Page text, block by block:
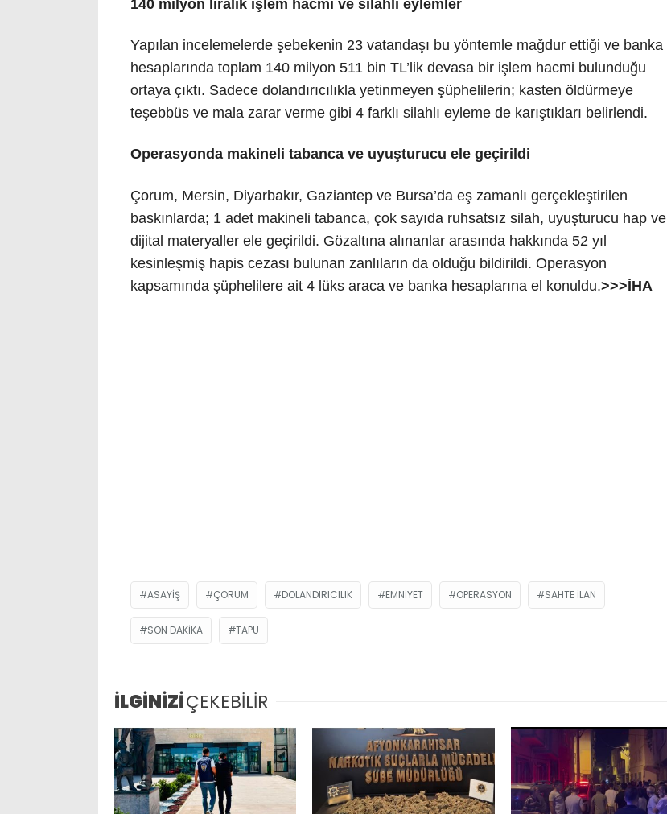
140 milyon liralık işlem hacmi ve silahlı eylemler
Yapılan incelemelerde şebekenin 23 vatandaşı bu yöntemle mağdur ettiği ve banka
hesaplarında toplam 140 milyon 511 bin TL’lik devasa bir işlem hacmi bulunduğu
ortaya çıktı. Sadece dolandırıcılıkla yetinmeyen şüphelilerin; kasten öldürmeye
teşebbüs ve mala zarar verme gibi 4 farklı silahlı eyleme de karıştıkları belirlendi.
Operasyonda makineli tabanca ve uyuşturucu ele geçirildi
Çorum, Mersin, Diyarbakır, Gaziantep ve Bursa’da eş zamanlı gerçekleştirilen
baskınlarda; 1 adet makineli tabanca, çok sayıda ruhsatsız silah, uyuşturucu hap ve
dijital materyaller ele geçirildi. Gözaltına alınanlar arasında hakkında 52 yıl
kesinleşmiş hapis cezası bulunan zanlıların da olduğu bildirildi. Operasyon
kapsamında şüphelilere ait 4 lüks araca ve banka hesaplarına el konuldu.>>>İHA
ASAYIŞ ÇORUM DOLANDIRICILIK EMNIYET OPERASYON SAHTE ILAN
SON DAKIKA TAPU
İLGİNİZİÇEKEBİLİR